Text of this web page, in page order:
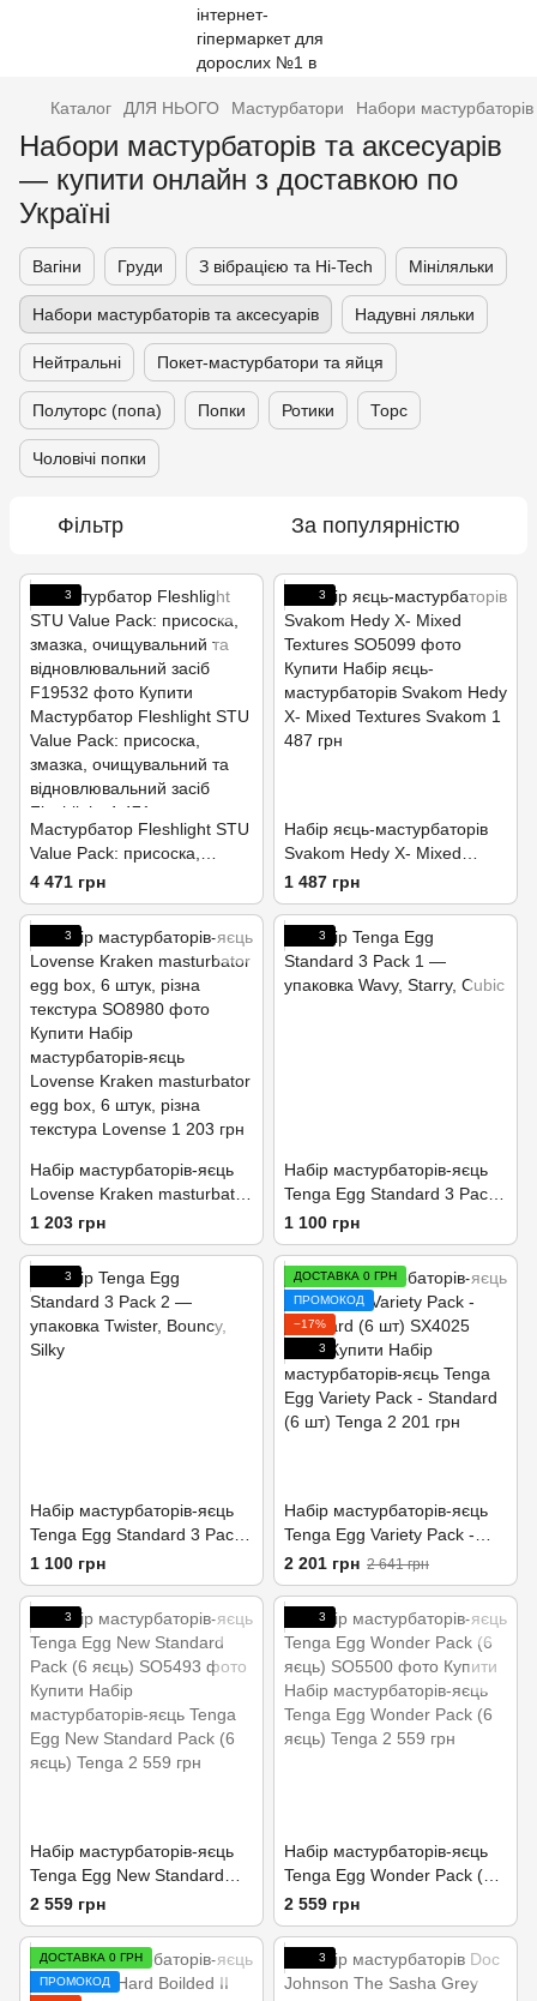
Каталог ДЛЯ НЬОГО Мастурбатори Набори мастурбаторів
Набори мастурбаторів та аксесуарів
— купити онлайн з доставкою по
Україні
Вагіни Груди З вібрацією та Hi-Tech Мініляльки
Набори мастурбаторів та аксесуарів Надувні ляльки
Нейтральні Покет-мастурбатори та яйця
Полуторс (попа) Попки Ротики Торс
Чоловічі попки
Фільтр За популярністю
3
Мастурбатор Fleshlight STU
Value Pack: присоска,
змазка, очищувальний та
відновлювальний засіб
4 471 грн
3
Набір яєць-мастурбаторів
Svakom Hedy X- Mixed
Textures
1 487 грн
3
Набір мастурбаторів-яєць
Lovense Kraken masturbator
egg box, 6 штук, різна
текстура
1 203 грн
3
Набір мастурбаторів-яєць
Tenga Egg Standard 3 Pack
1 (Wavy, Starry, Cubic)
1 100 грн
3
Набір мастурбаторів-яєць
Tenga Egg Standard 3 Pack
2 (Twister, Bouncy, Silky)
1 100 грн
ДОСТАВКА 0 ГРН
ПРОМОКОД
−17%
3
Набір мастурбаторів-яєць
Tenga Egg Variety Pack -
Standard (6 шт)
2 201 грн 2 641 грн
3
Набір мастурбаторів-яєць
Tenga Egg New Standard
Pack (6 яєць)
2 559 грн
3
Набір мастурбаторів-яєць
Tenga Egg Wonder Pack (6
яєць)
2 559 грн
ДОСТАВКА 0 ГРН
ПРОМОКОД
3